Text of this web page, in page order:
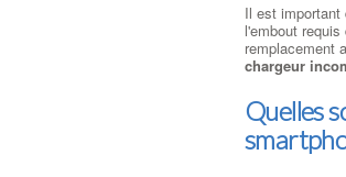
Il est important
l'embout
remplacement
chargeur
Quelles